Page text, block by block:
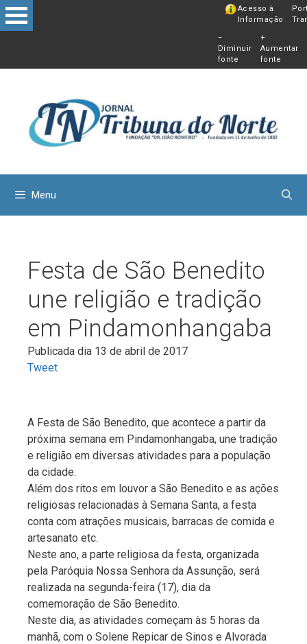
Pular
para
Acesso à
Informação
−
Diminuir
fonte
+
Aumentar
fonte
Menu
Festa de São Benedito
une religião e tradição
em Pindamonhangaba
Publicada dia 13 de abril de 2017
Tweet
A Festa de São Benedito, que acontece a partir da
próxima semana em Pindamonhangaba, une tradição
e religião em diversas atividades para a população
da cidade.
Além dos ritos em louvor a São Benedito e as ações
religiosas relacionadas à Semana Santa, a festa
conta com atrações musicais, barracas de comida e
artesanato etc.
Neste ano, a parte religiosa da festa, organizada
pela Paróquia Nossa Senhora da Assunção, será
realizada na segunda-feira (17), dia da
comemoração de São Benedito.
Neste dia, as atividades começam às 5 horas da
manhã, com o Solene Repicar de Sinos e Alvorada